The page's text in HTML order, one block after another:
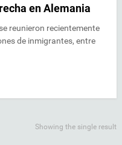
en Alemania
reunieron recientemente
de inmigrantes, entre
Showing the single result